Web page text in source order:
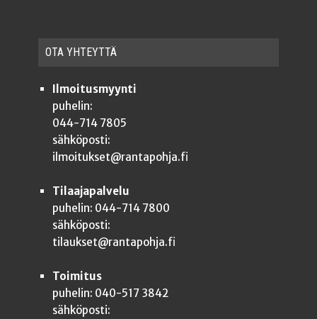
OTA YHTEYT­TÄ
Ilmoitusmyynti
puhelin:
044-714 7805
sähköposti:
ilmoitukset@rantapohja.fi
Tilaajapalvelu
puhelin: 044-714 7800
sähköposti:
tilaukset@rantapohja.fi
Toimitus
puhelin: 040-517 3842
sähköposti: